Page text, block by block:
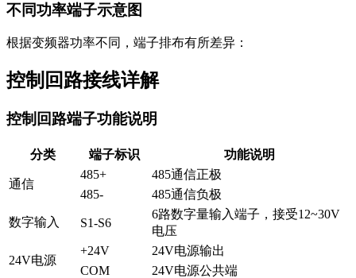
不同功率端子示意图
根据变频器功率不同，端子排布有所差异：
控制回路接线详解
控制回路端子功能说明
分类 端子标识 功能说明
通信
485+
485通信正极
485-
485通信负极
数字输入 S1-S6
6路数字量输入端子，接受12~30V
电压
24V电源
+24V
24V电源输出
COM
24V电源公共端